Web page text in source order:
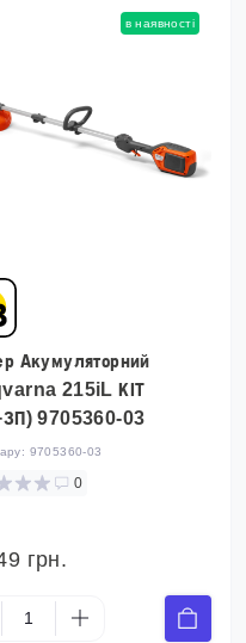
в наявності
Акумуляторний
215iL КІТ
9705360-03
9705360-03
0
грн.